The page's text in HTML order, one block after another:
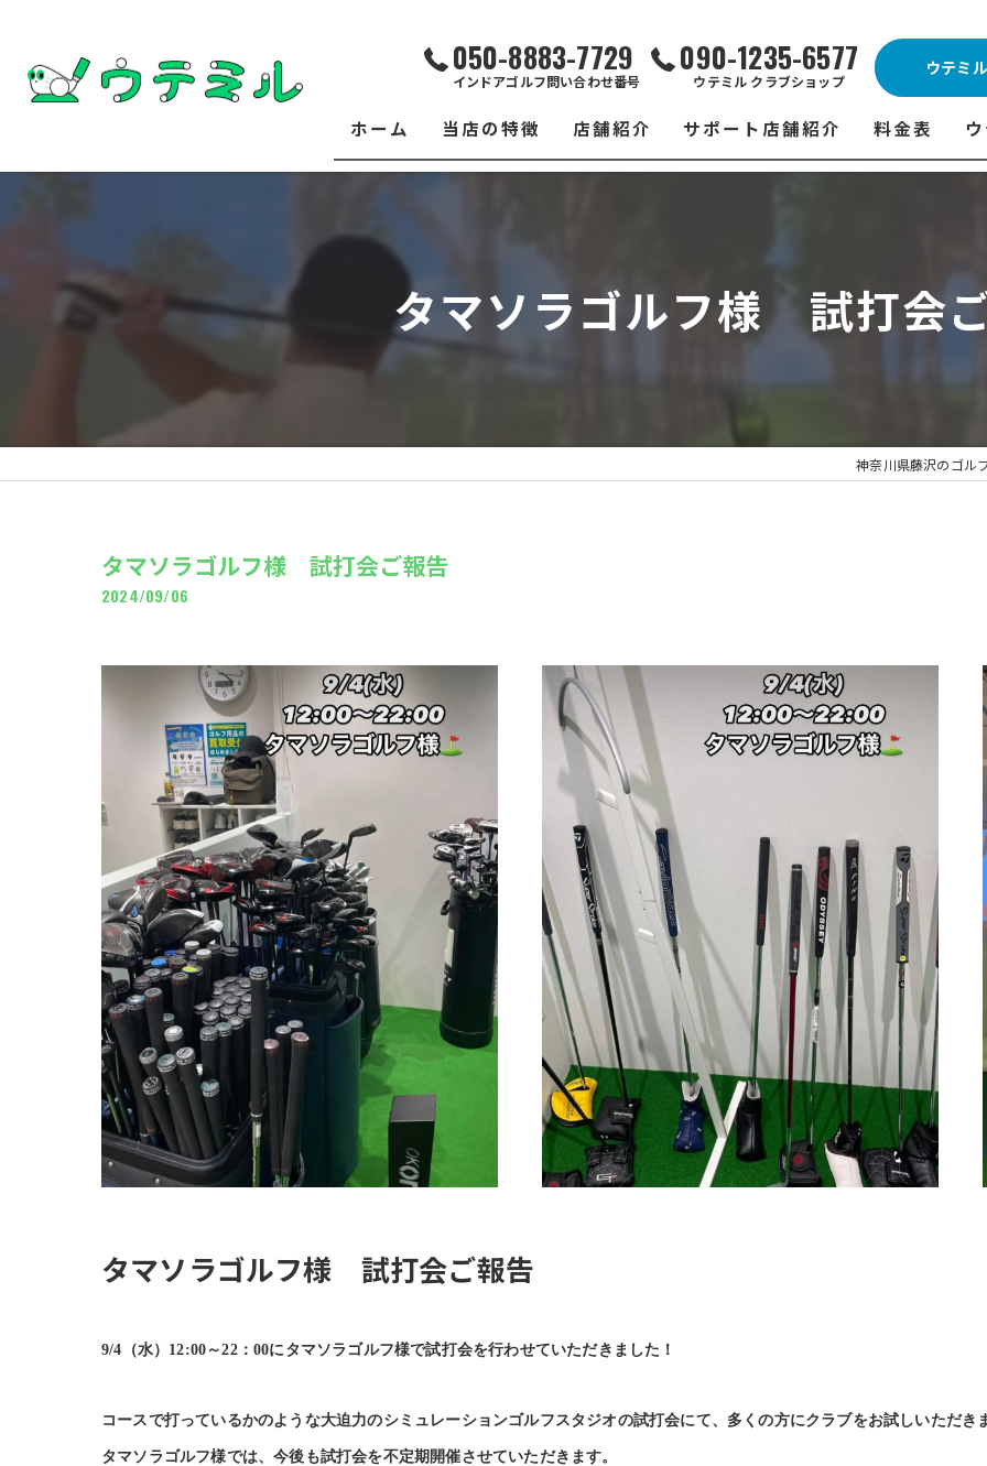
050-8883-7729
インドアゴルフ問い合わせ番号
090-1235-6577
ウテミル クラブショップ
ウテミ
ホーム 当店の特徴
練習場
店舗紹介
市原インドアゴルフ
サポート店舗紹介
Golfet亀有店
スズヨンゴルフクラブ(SUZU4-GOLFCLUB)
料金表
市原インドア
シミュレー
タマソラゴルフ様 試打会
神奈川県藤沢のゴル
タマソラゴルフ様 試打会ご報告
2024/09/06
タマソラゴルフ様 試打会ご報告
9/4 （水）12:00～22：00にタマソラゴルフ様で試打会を行わせていただきました！
コースで打っているかのような大迫力のシミュレーションゴルフスタジオの試打会にて、多くの方にクラブをお試しいただき
タマソラゴルフ様では、今後も試打会を不定期開催させていただきます。